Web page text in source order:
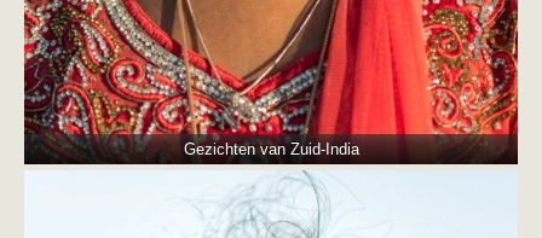
Gezichten van Zuid-India